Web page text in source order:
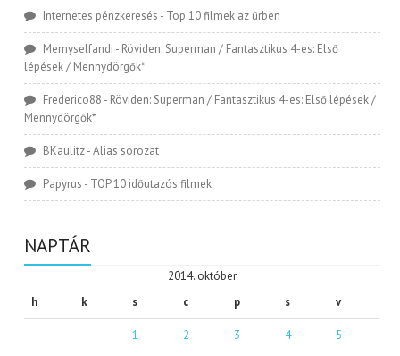
Internetes pénzkeresés - Top 10 filmek az űrben
Memyselfandi - Röviden: Superman / Fantasztikus 4-es: Első
lépések / Mennydörgők*
Frederico88 - Röviden: Superman / Fantasztikus 4-es: Első lépések /
Mennydörgők*
BKaulitz-Alias sorozat
Papyrus - TOP 10 időutazós filmek
NAPTÁR
2014. október
h
k s c p s v
1 2 3 4 5